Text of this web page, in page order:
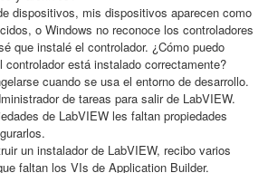
dispositivos, mis dispositivos aparecen como
o Windows no reconoce los controladores
que instalé el controlador. ¿Cómo puedo
controlador está instalado correctamente?
cuando se usa el entorno de desarrollo.
de tareas para salir de LabVIEW.
de LabVIEW les faltan propiedades
un instalador de LabVIEW, recibo varios
faltan los VIs de Application Builder.